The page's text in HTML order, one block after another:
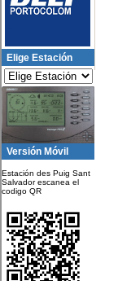
Elige Estación
Versión Móvil
Estación des Puig Sant
Salvador escanea el
codigo QR